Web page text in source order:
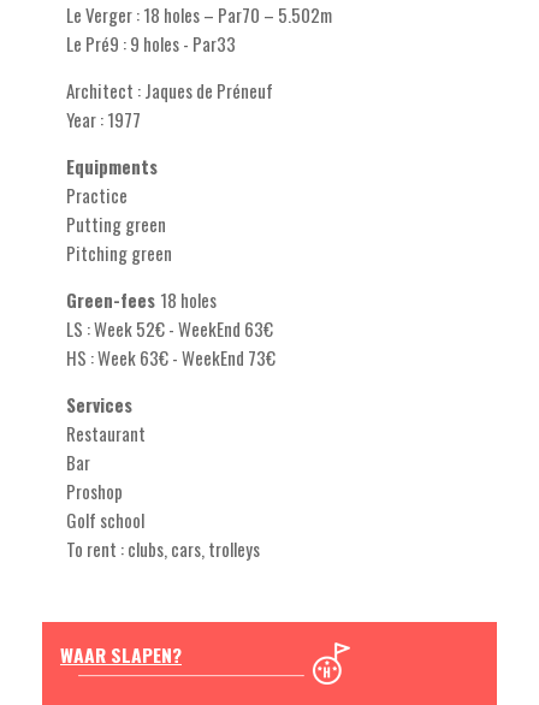
Le Verger : 18 holes – Par70 – 5.502m
Le Pré9 : 9 holes - Par33
Architect : Jaques de Préneuf
Year : 1977
Equipments
Practice
Putting green
Pitching green
Green-fees 18 holes
LS : Week 52€ - WeekEnd 63€
HS : Week 63€ - WeekEnd 73€
Services
Restaurant
Bar
Proshop
Golf school
To rent : clubs, cars, trolleys
WAAR SLAPEN?